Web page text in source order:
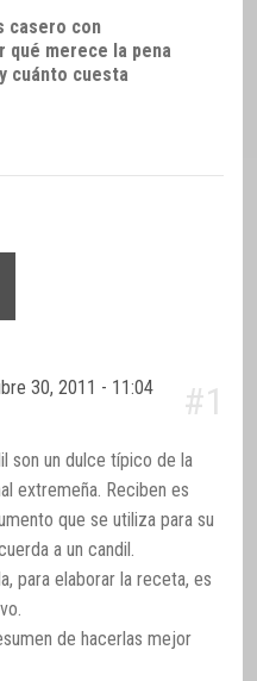
casero con
qué merece la pena
cuánto cuesta
30, 2011 - 11:04 #1
son un dulce típico de la
extremeña. Reciben es
que se utiliza para su
a un candil.
para elaborar la receta, es
de hacerlas mejor